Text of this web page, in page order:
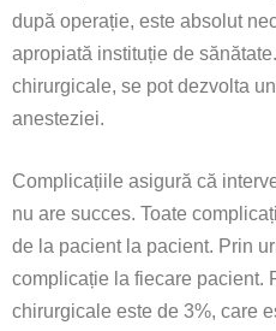
după operație, este absolut
apropiată instituție de
chirurgicale, se pot dezvolta
anesteziei.
Complicațiile asigură că
nu are succes. Toate
de la pacient la pacient. Prin
complicație la fiecare pacient.
chirurgicale este de 3%, care